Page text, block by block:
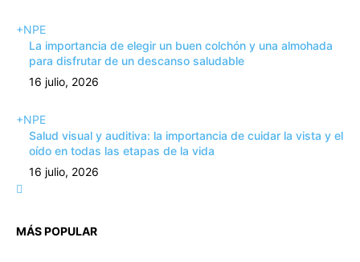
+NPE
La importancia de elegir un buen colchón y una almohada
para disfrutar de un descanso saludable
16 julio, 2026
+NPE
Salud visual y auditiva: la importancia de cuidar la vista y el
oído en todas las etapas de la vida
16 julio, 2026
MÁS POPULAR